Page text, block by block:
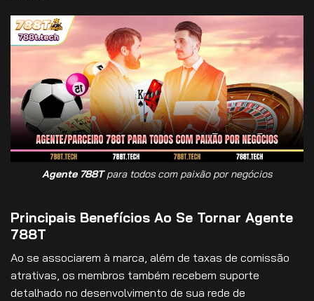
Agente 788Tpara todos com paixão por negócios
Principais Benefícios Ao Se Tornar Agente
788T
Ao se associarem à marca, além de taxas de comissão
atrativas, os membros também recebem suporte
detalhado no desenvolvimento de sua rede de